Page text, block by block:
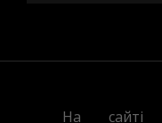
На сайті